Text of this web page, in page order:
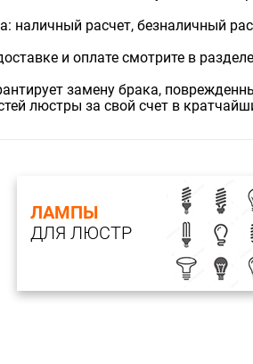
наличный расчет, безналичный
и оплате смотрите в разделе
замену брака,
люстры за свой счет в
ЛАМПЫ
ДЛЯ ЛЮСТР